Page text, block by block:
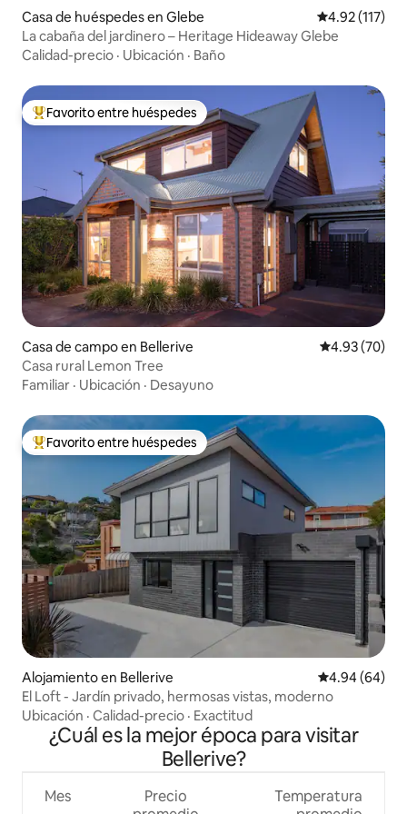
Casa de huéspedes en Glebe Calificación
4.92 (117)
La cabaña del jardinero – Heritage Hideaway Glebe
Calidad-precio · Ubicación · Baño
Favorito entre huéspedes preferido
Favorito entre huéspedes
Casa de campo en Bellerive Calificación
4.93 (70)
Casa rural Lemon Tree
Familiar · Ubicación · Desayuno
Favorito entre huéspedes preferido
Favorito entre huéspedes
Alojamiento en Bellerive Calificación
4.94 (64)
El Loft - Jardín privado, hermosas vistas, moderno
Ubicación · Calidad-precio · Exactitud
¿Cuál es la mejor época para visitar
Bellerive?
Mes
Precio
Temperatura